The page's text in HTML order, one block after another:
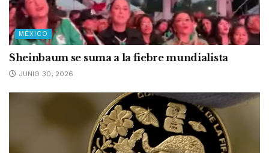
MÉXICO
Sheinbaum se suma a la fiebre mundialista
JUNIO 30, 2026